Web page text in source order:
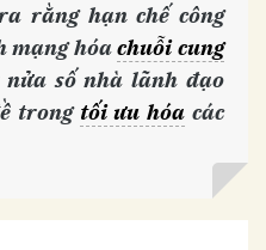
rằng hạn chế công
mạng hóachuỗi cung
số nhà lãnh đạo
trong tối ưu hóa các